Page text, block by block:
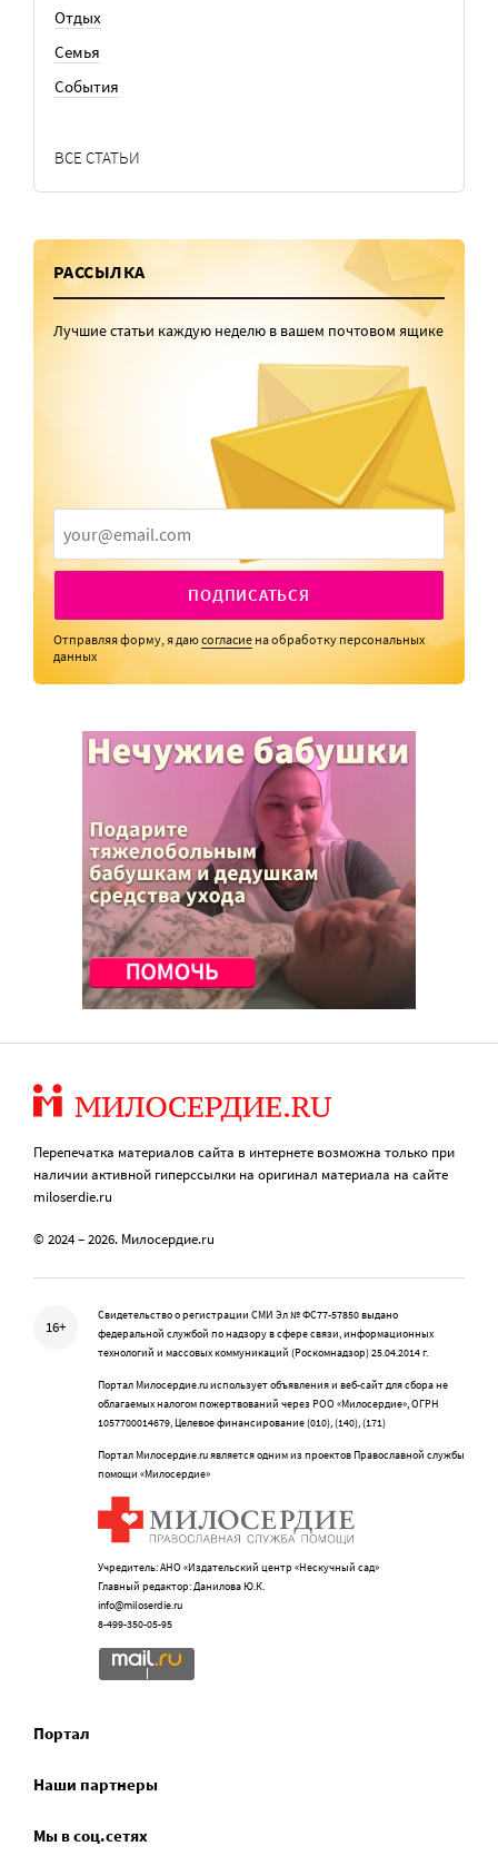
Отдых
Семья
События
ВСЕ СТАТЬИ
РАССЫЛКА
Лучшие статьи каждую неделю в вашем почтовом ящике
ПОДПИСАТЬСЯ
Отправляя форму, я даюсогласие на обработку персональных
данных
Перепечатка материалов сайта в интернете возможна только при
наличии активной гиперссылки на оригинал материала на сайте
miloserdie.ru
© 2024 – 2026. Милосердие.ru
16+
Свидетельство о регистрации СМИ Эл № ФС77-57850 выдано
федеральной службой по надзору в сфере связи, информационных
технологий и массовых коммуникаций (Роскомнадзор) 25.04.2014 г.
Портал Милосердие.ru использует объявления и веб-сайт для сбора не
облагаемых налогом пожертвований через РОО «Милосердие», ОГРН
1057700014679, Целевое финансирование (010), (140), (171)
Портал Милосердие.ru является одним из проектов Православной службы
помощи «Милосердие»
Учредитель: АНО «Издательский центр «Нескучный сад»
Главный редактор: Данилова Ю.К.
info@miloserdie.ru
8-499-350-05-95
Портал
Наши партнеры
Мы в соц.сетях